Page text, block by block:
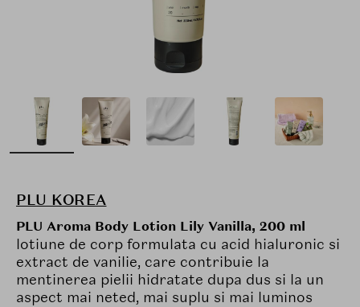
PLU KOREA
PLU Aroma Body Lotion Lily Vanilla, 200 ml
lotiune de corp formulata cu acid hialuronic si
extract de vanilie, care contribuie la
mentinerea pielii hidratate dupa dus si la un
aspect mai neted, mai suplu si mai luminos